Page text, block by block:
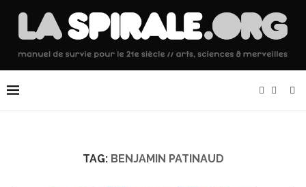
TAG: BENJAMIN PATINAUD